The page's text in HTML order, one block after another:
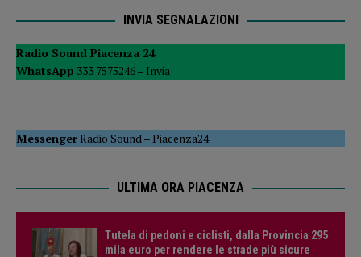
INVIA SEGNALAZIONI
Radio Sound Piacenza 24
WhatsApp 333 7575246 – Invia
MessengerRadio Sound –Piacenza24
ULTIMA ORA PIACENZA
Tutela di pedoni e ciclisti, dalla Provincia 295
mila euro per rendere le strade più sicure